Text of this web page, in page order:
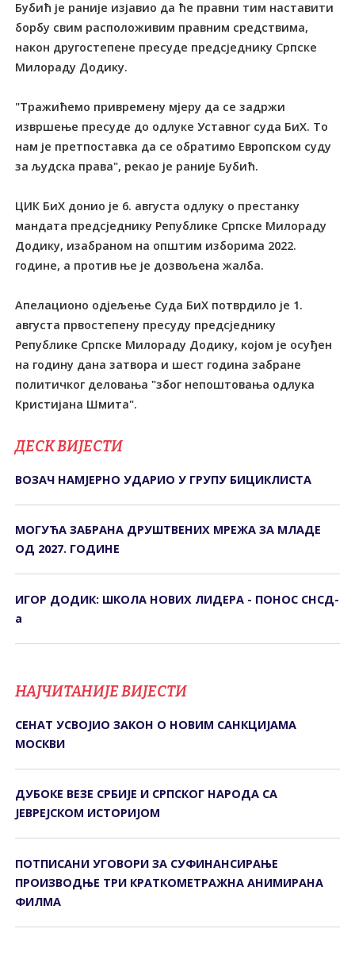
Бубић је раније изјавио да ће правни тим наставити
борбу свим расположивим правним средствима,
након другостепене пресуде предсједнику Српске
Милораду Додику.
"Тражићемо привремену мјеру да се задржи
извршење пресуде до одлуке Уставног суда БиХ. То
нам је претпоставка да се обратимо Европском суду
за људска права", рекао је раније Бубић.
ЦИК БиХ донио је 6. августа одлуку о престанку
мандата предсједнику Републике Српске Милораду
Додику, изабраном на општим изборима 2022.
године, а против ње је дозвољена жалба.
Апелационо одјељење Суда БиХ потврдило је 1.
августа првостепену пресуду предсједнику
Републике Српске Милораду Додику, којом је осуђен
на годину дана затвора и шест година забране
политичког деловања "због непоштовања одлука
Кристијана Шмита".
ДЕСК ВИЈЕСТИ
ВОЗАЧ НАМЈЕРНО УДАРИО У ГРУПУ БИЦИКЛИСТА
МОГУЋА ЗАБРАНА ДРУШТВЕНИХ МРЕЖА ЗА МЛАДЕ
ОД 2027. ГОДИНЕ
ИГОР ДОДИК: ШКОЛА НОВИХ ЛИДЕРА - ПОНОС СНСД-
а
НАЈЧИТАНИЈЕ ВИЈЕСТИ
СЕНАТ УСВОЈИО ЗАКОН О НОВИМ САНКЦИЈАМА
МОСКВИ
ДУБОКЕ ВЕЗЕ СРБИЈЕ И СРПСКОГ НАРОДА СА
ЈЕВРЕЈСКОМ ИСТОРИЈОМ
ПОТПИСАНИ УГОВОРИ ЗА СУФИНАНСИРАЊЕ
ПРОИЗВОДЊЕ ТРИ КРАТКОМЕТРАЖНА АНИМИРАНА
ФИЛМА